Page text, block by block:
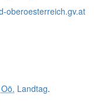
oberoesterreich.gv.at
Oö. Landtag.